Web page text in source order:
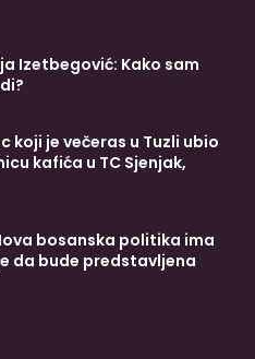
Izetbegović: Kako sam
koji je večeras u Tuzli ubio
kafića u TC Sjenjak,
bosanska politika ima
da bude predstavljena